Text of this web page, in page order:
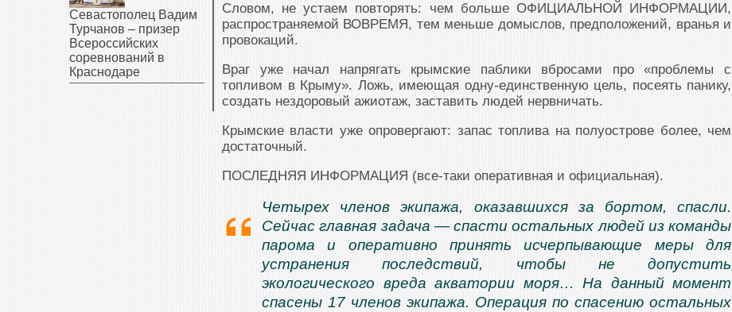
Словом, не устаем повторять: чем больше ОФИЦИАЛЬНОЙ ИНФОРМАЦИИ,
распространяемой ВОВРЕМЯ, тем меньше домыслов, предположений, вранья и
провокаций.
Враг уже начал напрягать крымские паблики вбросами про «проблемы с
топливом в Крыму». Ложь, имеющая одну-единственную цель, посеять панику,
создать нездоровый ажиотаж, заставить людей нервничать.
Крымские власти уже опровергают: запас топлива на полуострове более, чем
достаточный.
ПОСЛЕДНЯЯ ИНФОРМАЦИЯ (все-таки оперативная и официальная).
Четырех членов экипажа, оказавшихся за бортом, спасли.
Сейчас главная задача — спасти остальных людей из команды
парома и оперативно принять исчерпывающие меры для
устранения последствий, чтобы не допустить
экологического вреда акватории моря… На данный момент
спасены 17 членов экипажа. Операция по спасению остальных
Севастополец Вадим
Турчанов – призер
Всероссийских
соревнований в
Краснодаре